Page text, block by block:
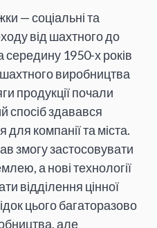
— соціальні та
від шахтного до
середину 1950-х років
виробництва
продукції почали
спосіб здавався
компанії та міста.
змогу застосовувати
а нові технології
відділення цінної
цього багаторазово
але